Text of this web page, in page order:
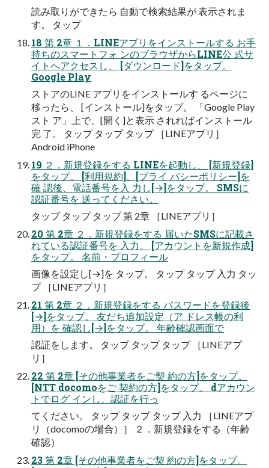
読み取りができたら 自動で検索結果が 表示されま
す。 タップ
18 第 2章 １．LINEアプリをインストールする お手
持ちのスマートフォ ンのブラウザからLINE公 式サ
イトへアクセスし、 [ダウンロード]をタップ。
Google Play
ストアのLINE アプリをインストールす るページに
移ったら、 [インストール]をタップ。 「Google Play
スト ア」上で、[開く]と表示 されればインストール
完 了。 タップ タップ タップ ［LINEアプリ］
Android iPhone
19 ２．新規登録をする LINEを起動し、 [新規登録]
をタップ。 [利用規約]、[プライ バシーポリシー]を
確 認後、電話番号を入 力し[→]をタップ。 SMSに
認証番号を 送ってください。
タップ タップ タップ 第 2章 ［LINEアプリ］
20 第 2章 ２．新規登録をする 届いたSMSに記載さ
れている認証番号を 入力。 [アカウントを新規作成]
をタップ。 名前・プロフィール
画像を設定し[→]を タップ。 タップ タップ 入力 タッ
プ ［LINEアプリ］
21 第 2章 ２．新規登録をする パスワードを登録後
[→]をタップ。 友だち追加設定（ア ドレス帳の利
用）を 確認し[→]をタップ。 年齢確認画面で
認証をします。 タップ タップ タップ ［LINEアプ
リ］
22 第 2章 [その他事業者をご契 約の方]をタップ。
[NTT docomoをご 契約の方]をタップ。 dアカウン
トでログ インし、認証を行っ
てください。 タップ タップ タップ 入力 ［LINEアプ
リ（docomoの場合）］ ２．新規登録をする（年齢
確認）
23 第 2章 [その他事業者をご契 約の方]をタップ。